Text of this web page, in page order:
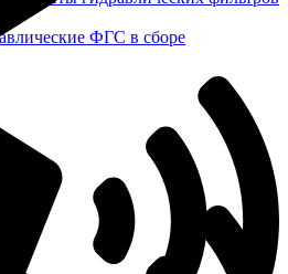
ФГС в сборе